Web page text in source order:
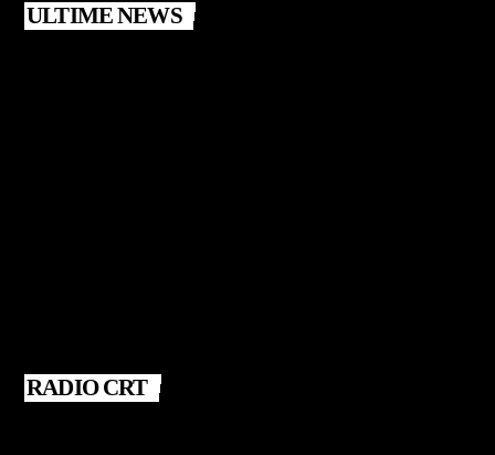
ULTIME NEWS
RADIO CRT